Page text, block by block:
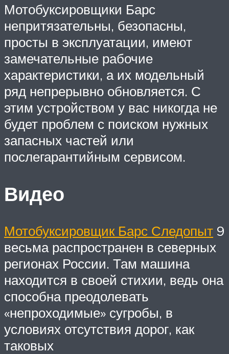
Мотобуксировщики Барс
непритязательны, безопасны,
просты в эксплуатации, имеют
замечательные рабочие
характеристики, а их модельный
ряд непрерывно обновляется. С
этим устройством у вас никогда не
будет проблем с поиском нужных
запасных частей или
послегарантийным сервисом.
Видео
Мотобуксировщик Барс Следопыт 9
весьма распространен в северных
регионах России. Там машина
находится в своей стихии, ведь она
способна преодолевать
«непроходимые» сугробы, в
условиях отсутствия дорог, как
таковых